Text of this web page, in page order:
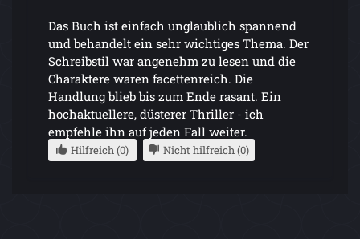
Das Buch ist einfach unglaublich spannend
und behandelt ein sehr wichtiges Thema. Der
Schreibstil war angenehm zu lesen und die
Charaktere waren facettenreich. Die
Handlung blieb bis zum Ende rasant. Ein
hochaktuellere, düsterer Thriller - ich
empfehle ihn auf jeden Fall weiter.
Hilfreich (0) Nicht hilfreich (0)